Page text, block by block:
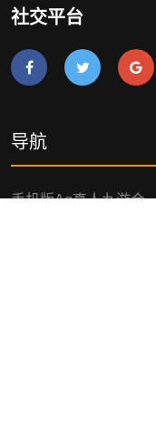
社交平台
导航
手机版ag真人九游会